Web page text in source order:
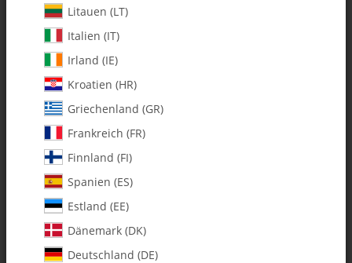
4000-14 X-Cell Edition Gas
Muffler for ZG 27 - 30 RC / PUH
Engines Left Side
Litauen (LT)
Italien (IT)
Irland (IE)
Kroatien (HR)
Griechenland (GR)
Frankreich (FR)
Finnland (FI)
Spanien (ES)
Estland (EE)
Dänemark (DK)
Deutschland (DE)